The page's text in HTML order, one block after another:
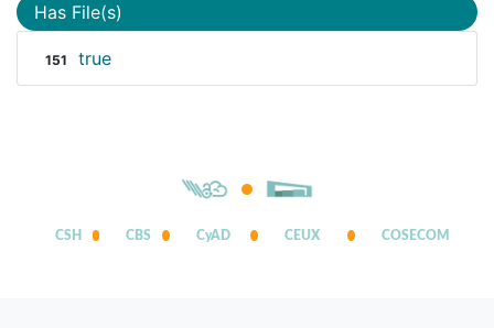
Has File(s)
151 true
CSH CBS CyAD CEUX COSECOM